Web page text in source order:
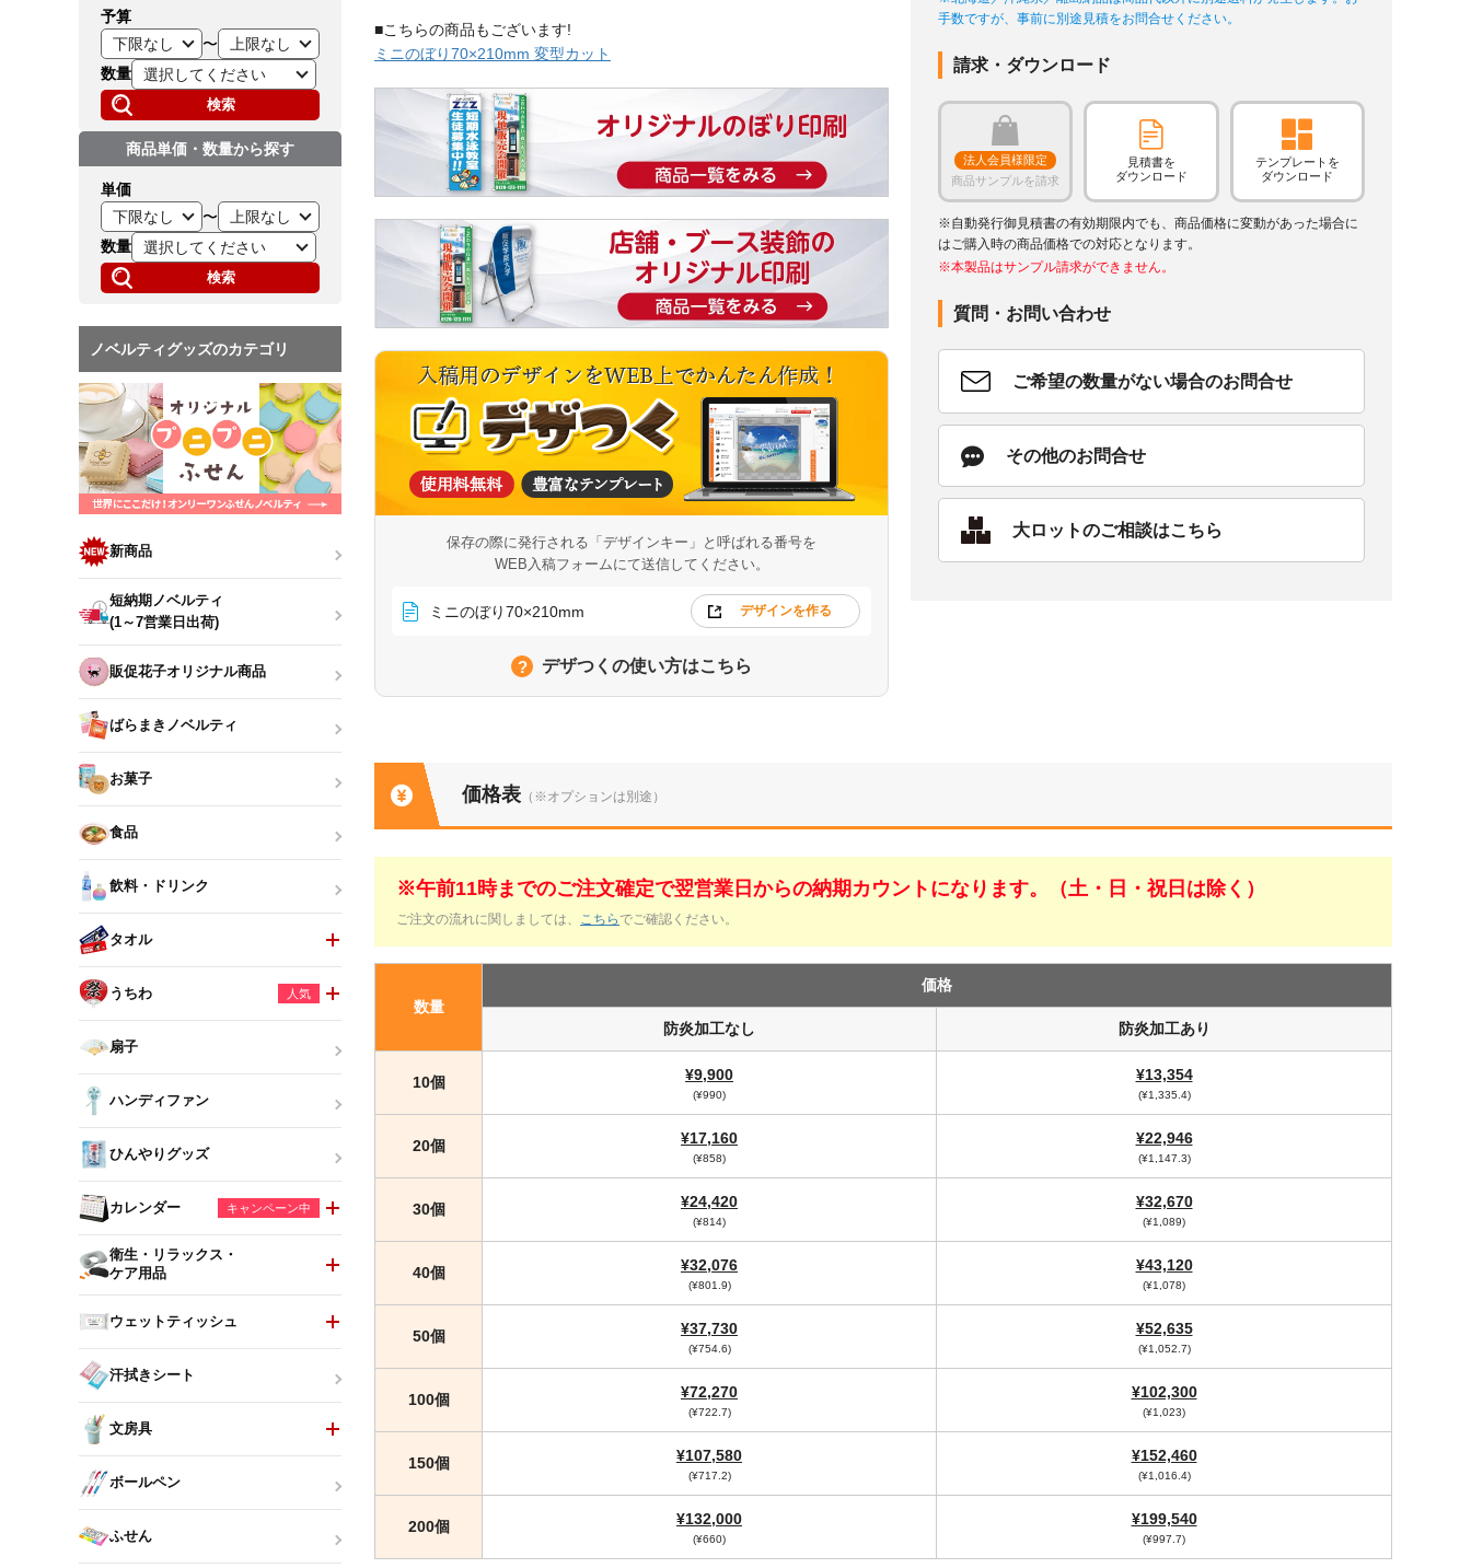
■こちらの商品もございます!
ミニのぼり70×210mm 変型カット
保存の際に発行される「デザインキー」と呼ばれる番号を
WEB入稿フォームにて送信してください。
ミニのぼり70×210mm デザインを作る
デザつくの使い方はこちら
手数ですが、事前に別途見積をお問合せください。
請求・ダウンロード
法人会員様限定
商品サンプルを請求
見積書を
ダウンロード
テンプレートを
ダウンロード
※自動発行御見積書の有効期限内でも、商品価格に変動があった場合に
はご購入時の商品価格での対応となります。
※本製品はサンプル請求ができません。
質問・お問い合わせ
ご希望の数量がない場合のお問合せ
その他のお問合せ
大ロットのご相談はこちら
価格表 （※オプションは別途）
※午前11時までのご注文確定で翌営業日からの納期カウントになります。（土・日・祝日は除く）
ご注文の流れに関しましては、 こちら でご確認ください。
数量
価格
防炎加工なし 防炎加工あり
10個 ¥9,900
(¥990)
¥13,354
(¥1,335.4)
20個 ¥17,160
(¥858)
¥22,946
(¥1,147.3)
30個 ¥24,420
(¥814)
¥32,670
(¥1,089)
40個 ¥32,076
(¥801.9)
¥43,120
(¥1,078)
50個 ¥37,730
(¥754.6)
¥52,635
(¥1,052.7)
100個 ¥72,270
(¥722.7)
¥102,300
(¥1,023)
150個 ¥107,580
(¥717.2)
¥152,460
(¥1,016.4)
200個 ¥132,000
(¥660)
¥199,540
(¥997.7)
予算
〜
数量
検索
商品単価・数量から探す
単価
〜
数量
検索
ノベルティグッズのカテゴリ
新商品
短納期ノベルティ
(1～7営業日出荷)
販促花子オリジナル商品
ばらまきノベルティ
お菓子
食品
飲料・ドリンク
タオル
うちわ 人気
扇子
ハンディファン
ひんやりグッズ
カレンダー キャンペーン中
衛生・リラックス・
ケア用品
ウェットティッシュ
汗拭きシート
文房具
ボールペン
ふせん